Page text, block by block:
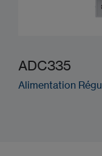
ADC335
Alimentation